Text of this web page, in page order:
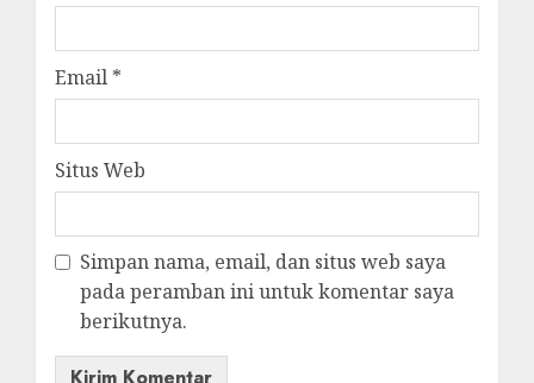
Email *
Situs Web
Simpan nama, email, dan situs web saya
pada peramban ini untuk komentar saya
berikutnya.